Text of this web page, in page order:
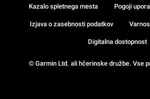
© Garmin Ltd. ali hčerinske družbe. Vse
Kazalo spletnega mesta Pogoji
Izjava o zasebnosti podatkov
Digitalna dostopnost